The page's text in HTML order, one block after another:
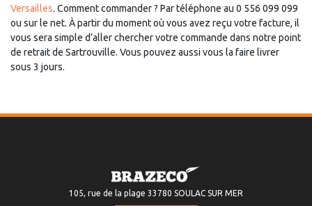
Versailles. Comment commander ? Par téléphone au 0 556 099 099
ou sur le net. À partir du moment où vous avez reçu votre facture, il
vous sera simple d’aller chercher votre commande dans notre point
de retrait de Sartrouville. Vous pouvez aussi vous la faire livrer
sous 3 jours.
105, rue de la plage 33780 SOULAC SUR MER